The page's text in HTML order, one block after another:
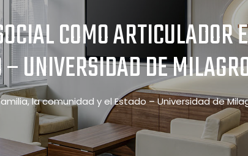
COMO ARTICULADOR
UNIVERSIDAD DE
la comunidad y el Estado – Universidad de